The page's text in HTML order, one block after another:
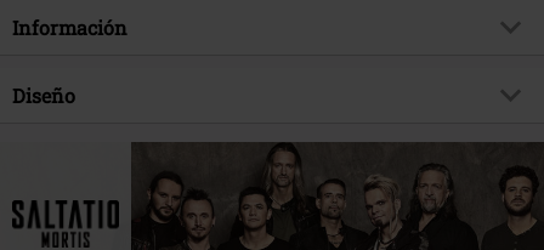
Información
Artículo no.
Folk Rock
tema producto
Bandas
Banda
Saltatio Mortis
Diseño
CD
Media - Formato 1-3
CD